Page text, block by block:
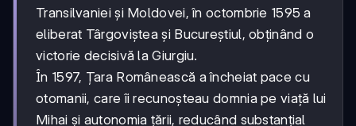
Transilvaniei și Moldovei, în octombrie 1595 a
eliberat Târgoviștea și Bucureștiul, obținând o
victorie decisivă la Giurgiu.
În 1597, Țara Românească a încheiat pace cu
otomanii, care îi recunoșteau domnia pe viață lui
Mihai și autonomia țării, reducând substanțial